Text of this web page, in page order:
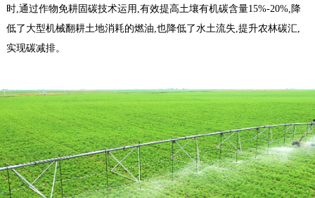
时,通过作物免耕固碳技术运用,有效提高土壤有机碳含量15%-20%,降
低了大型机械翻耕土地消耗的燃油,也降低了水土流失,提升农林碳汇,
实现碳减排。